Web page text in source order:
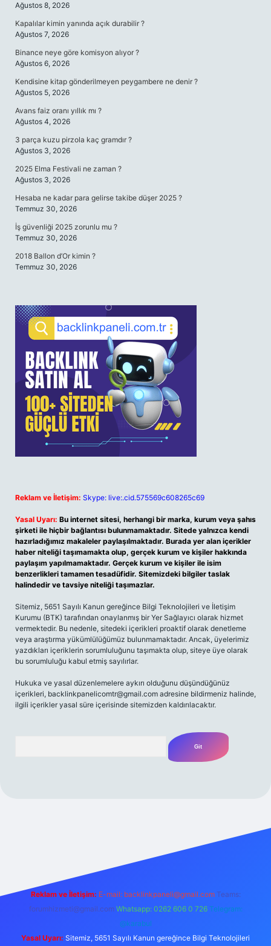
Ağustos 8, 2026
Kapalılar kimin yanında açık durabilir ?
Ağustos 7, 2026
Binance neye göre komisyon alıyor ?
Ağustos 6, 2026
Kendisine kitap gönderilmeyen peygambere ne denir ?
Ağustos 5, 2026
Avans faiz oranı yıllık mı ?
Ağustos 4, 2026
3 parça kuzu pirzola kaç gramdır ?
Ağustos 3, 2026
2025 Elma Festivali ne zaman ?
Ağustos 3, 2026
Hesaba ne kadar para gelirse takibe düşer 2025 ?
Temmuz 30, 2026
İş güvenliği 2025 zorunlu mu ?
Temmuz 30, 2026
2018 Ballon d’Or kimin ?
Temmuz 30, 2026
Reklam ve İletişim: Skype: live:.cid.575569c608265c69
Yasal Uyarı: Bu internet sitesi, herhangi bir marka, kurum veya şahıs
şirketi ile hiçbir bağlantısı bulunmamaktadır. Sitede yalnızca kendi
hazırladığımız makaleler paylaşılmaktadır. Burada yer alan içerikler
haber niteliği taşımamakta olup, gerçek kurum ve kişiler hakkında
paylaşım yapılmamaktadır. Gerçek kurum ve kişiler ile isim
benzerlikleri tamamen tesadüfidir. Sitemizdeki bilgiler taslak
halindedir ve tavsiye niteliği taşımazlar.
Sitemiz, 5651 Sayılı Kanun gereğince Bilgi Teknolojileri ve İletişim
Kurumu (BTK) tarafından onaylanmış bir Yer Sağlayıcı olarak hizmet
vermektedir. Bu nedenle, sitedeki içerikleri proaktif olarak denetleme
veya araştırma yükümlülüğümüz bulunmamaktadır. Ancak, üyelerimiz
yazdıkları içeriklerin sorumluluğunu taşımakta olup, siteye üye olarak
bu sorumluluğu kabul etmiş sayılırlar.
Hukuka ve yasal düzenlemelere aykırı olduğunu düşündüğünüz
içerikleri, backlinkpanelicomtr@gmail.com adresine bildirmeniz halinde,
ilgili içerikler yasal süre içerisinde sitemizden kaldırılacaktır.
Reklam ve İletişim: E-mail: backlinkpaneli@gmail.com Teams:
forumhizmeti@gmail.com Whatsapp: 0262 606 0 726 Telegram:
@karabul
Yasal Uyarı: Sitemiz, 5651 Sayılı Kanun gereğince Bilgi Teknolojileri